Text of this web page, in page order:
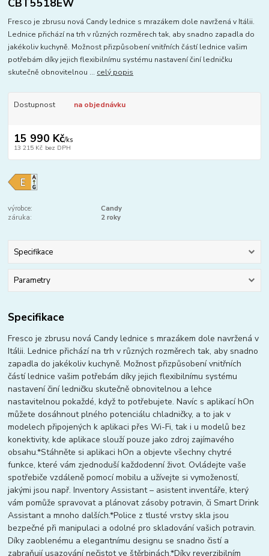
CBT5518EW
Fresco je zbrusu nová Candy lednice s mrazákem dole navržená v Itálii.
Lednice přichází na trh v různých rozměrech tak, aby snadno zapadla do
jakékoliv kuchyně. Možnost přizpůsobení vnitřních částí lednice vašim
potřebám díky jejich flexibilnímu systému nastavení činí ledničku
skutečně obnovitelnou ... celý popis
Dostupnost na objednávku
15 990 Kč/ks
13 215 Kč bez DPH
výrobce:
Candy
záruka:
2 roky
Specifikace
Parametry
Specifikace
Fresco je zbrusu nová Candy lednice s mrazákem dole navržená v
Itálii. Lednice přichází na trh v různých rozměrech tak, aby snadno
zapadla do jakékoliv kuchyně. Možnost přizpůsobení vnitřních
částí lednice vašim potřebám díky jejich flexibilnímu systému
nastavení činí ledničku skutečně obnovitelnou a lehce
nastavitelnou pokaždé, když to potřebujete. Navíc s aplikací hOn
můžete dosáhnout plného potenciálu chladničky, a to jak v
modelech připojených k aplikaci přes Wi-Fi, tak i u modelů bez
konektivity, kde aplikace slouží pouze jako zdroj zajímavého
obsahu.*Stáhněte si aplikaci hOn a objevte všechny chytré
funkce, které vám zjednoduší každodenní život. Ovládejte vaše
spotřebiče vzdáleně pomocí mobilu a užívejte si vymožeností,
jakými jsou např. Inventory Assistant – asistent inventáře, který
vám pomůže spravovat a plánovat zásoby potravin, či Smart Drink
Assistant a mnoho dalších.*Police z tlusté vrstvy skla jsou
bezpečné při manipulaci a odolné pro skladování vašich potravin.
Díky zaoblenému a elegantnímu designu se snadno čistí a
zabraňují usazování nečistot ve štěrbinách.*Díky reverzibilním